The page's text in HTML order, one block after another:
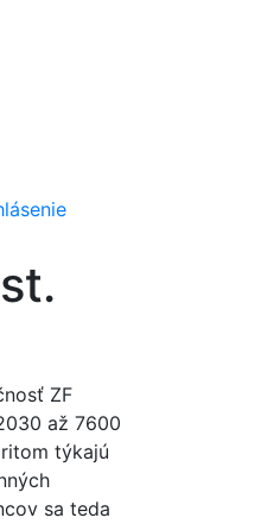
ZF
až 7600
týkajú
sa teda